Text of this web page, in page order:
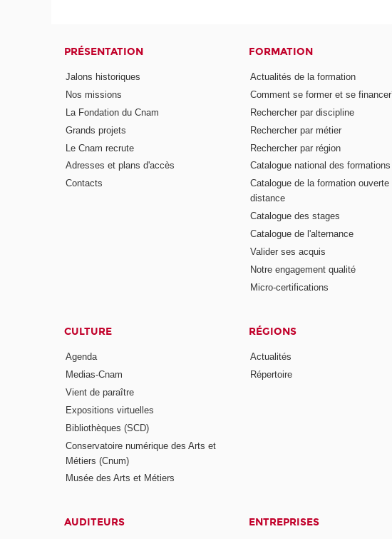
PRÉSENTATION
Jalons historiques
Nos missions
La Fondation du Cnam
Grands projets
Le Cnam recrute
Adresses et plans d'accès
Contacts
FORMATION
Actualités de la formation
Comment se former et se
Rechercher par discipline
Rechercher par métier
Rechercher par région
Catalogue national des formations
Catalogue de la formation ouverte
distance
Catalogue des stages
Catalogue de l'alternance
Valider ses acquis
Notre engagement qualité
Micro-certifications
CULTURE
Agenda
Medias-Cnam
Vient de paraître
Expositions virtuelles
Bibliothèques (SCD)
Conservatoire numérique des Arts et
Métiers (Cnum)
Musée des Arts et Métiers
RÉGIONS
Actualités
Répertoire
AUDITEURS ENTREPRISES